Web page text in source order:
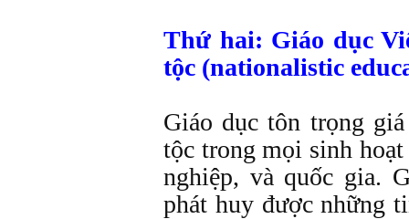
Thứ hai: Giáo dục
tộc (nationalistic
Giáo dục tôn trọng
tộc trong mọi sinh
nghiệp, và quốc gia.
phát huy được những